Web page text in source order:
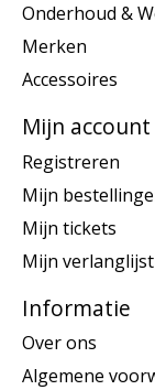
Onderhoud &
Merken
Accessoires
Mijn account
Registreren
Mijn
Mijn tickets
Mijn verlanglijst
Informatie
Over ons
Algemene